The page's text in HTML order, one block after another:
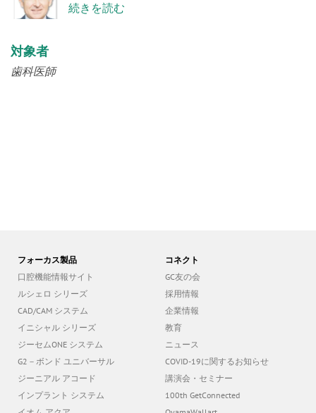
続きを読む
対象者
歯科医師
フォーカス製品
口腔機能情報サイト
ルシェロ シリーズ
CAD/CAM システム
イニシャル シリーズ
G2－ボンド ユニバーサル
ジーニアル アコード
インプラント システム
コネクト
GC友の会
採用情報
企業情報
教育
COVID-19に関するお知らせ
講演会・セミナー